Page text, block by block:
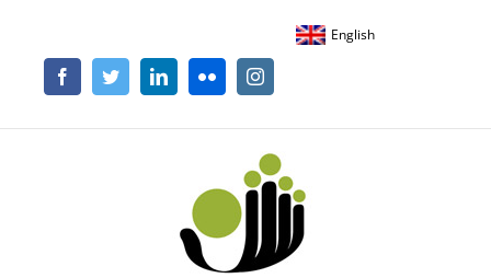
contenu
English
FacebookTwitterLinkedInFlickr Instagram